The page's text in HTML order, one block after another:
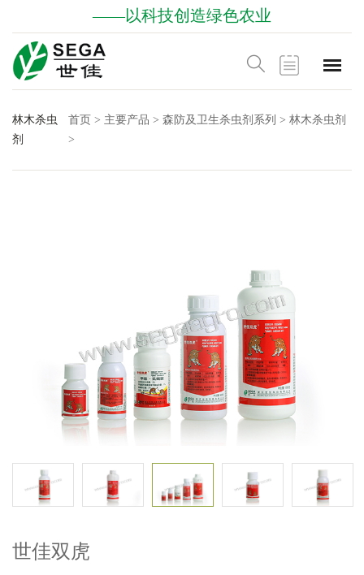
——以科技创造绿色农业
林木杀虫
剂
首页 > 主要产品 >森防及卫生杀虫剂系列 >林木杀虫剂
>
世佳双虎